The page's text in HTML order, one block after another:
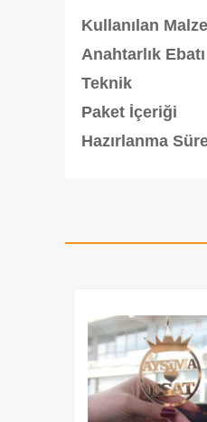
Kullanılan
Anahtarlık
Paket